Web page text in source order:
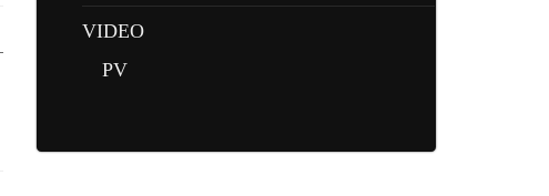
VIDEO
PV